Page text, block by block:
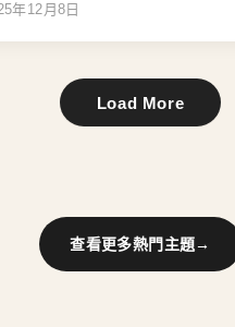
年12月8日
Load More
查看更多熱門主題→